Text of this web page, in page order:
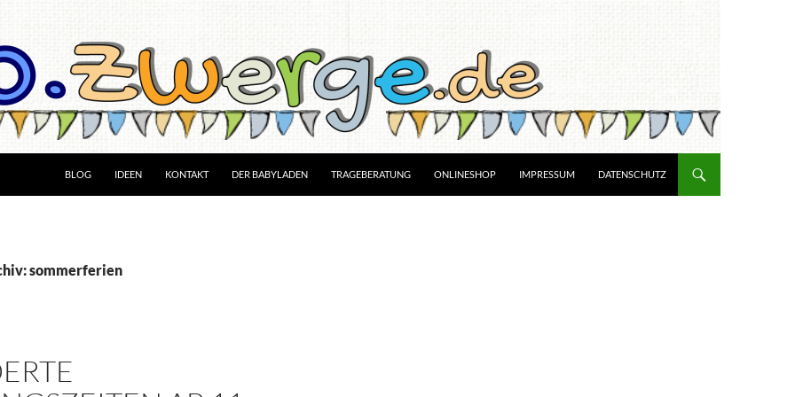
BLOG IDEEN KONTAKT DER BABYLADEN TRAGEBERATUNG ONLINESHOP IMPRESSUM DATENSCHUTZ
sommerferien